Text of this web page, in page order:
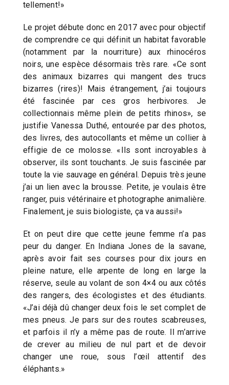
tellement!»
Le projet débute donc en 2017 avec pour objectif
de comprendre ce qui définit un habitat favorable
(notamment par la nourriture) aux rhinocéros
noirs, une espèce désormais très rare. «Ce sont
des animaux bizarres qui mangent des trucs
bizarres (rires)! Mais étrangement, j’ai toujours
été fascinée par ces gros herbivores. Je
collectionnais même plein de petits rhinos», se
justifie Vanessa Duthé, entourée par des photos,
des livres, des autocollants et même un collier à
effigie de ce molosse. «Ils sont incroyables à
observer, ils sont touchants. Je suis fascinée par
toute la vie sauvage en général. Depuis très jeune
j’ai un lien avec la brousse. Petite, je voulais être
ranger, puis vétérinaire et photographe animalière.
Finalement, je suis biologiste, ça va aussi!»
Et on peut dire que cette jeune femme n’a pas
peur du danger. En Indiana Jones de la savane,
après avoir fait ses courses pour dix jours en
pleine nature, elle arpente de long en large la
réserve, seule au volant de son 4×4 ou aux côtés
des rangers, des écologistes et des étudiants.
«J’ai déjà dû changer deux fois le set complet de
mes pneus. Je pars sur des routes scabreuses,
et parfois il n’y a même pas de route. Il m’arrive
de crever au milieu de nul part et de devoir
changer une roue, sous l’œil attentif des
éléphants.»